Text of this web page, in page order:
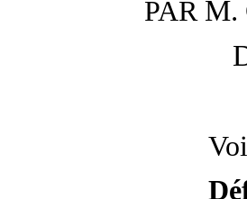
PAR M.